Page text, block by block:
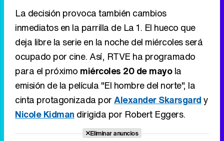
Tráiler de '33 días', la nueva serie de Atresplayer con Julián Villagrán y José Manuel Poga
La decisión provoca también cambios
inmediatos en la parrilla de La 1. El hueco que
deja libre la serie en la noche del miércoles será
ocupado por cine. Así, RTVE ha programado
para el próximo miércoles 20 de mayola
emisión de la película "El hombre del norte", la
cinta protagonizada porAlexander Skarsgardy
Nicole Kidman dirigida por Robert Eggers.
Eliminar anuncios